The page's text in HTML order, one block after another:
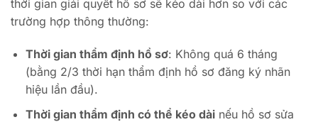
thời gian giải quyết hồ sơ sẽ kéo dài hơn so với các
trường hợp thông thường:
Thời gian thẩm định hồ sơ: Không quá 6 tháng
(bằng 2/3 thời hạn thẩm định hồ sơ đăng ký nhãn
hiệu lần đầu).
Thời gian thẩm định có thể kéo dàinếu hồ sơ sửa